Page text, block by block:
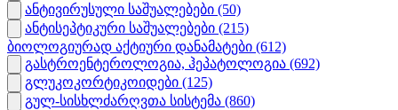
ანტივირუსული საშუალებები (50)
ანტისეპტიკური საშუალებები (215)
ბიოლოგიურად აქტიური დანამატები (612)
გასტროენტეროლოგია, ჰეპატოლოგია (692)
გლუკოკორტიკოიდები (125)
გულ-სისხლძარღვთა სისტემა (860)